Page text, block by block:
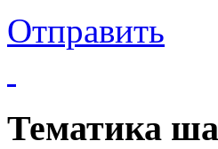
Отправить
Тематика